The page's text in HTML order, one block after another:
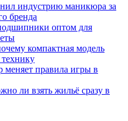
индустрию маникюра за
бренда
оптом для
компактная модель
правила игры в
ли взять жильё сразу в